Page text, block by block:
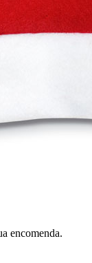
encomenda.